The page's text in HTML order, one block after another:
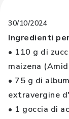
30/10/2024
Ingredienti
• 110 g di
maizena
• 75 g di
extravergine
• 1 goccia di